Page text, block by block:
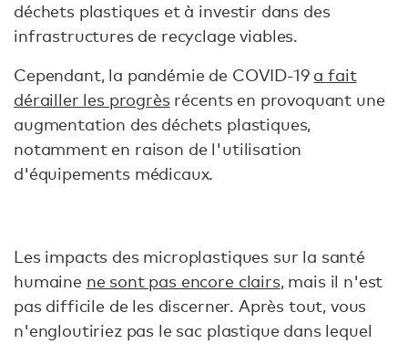
déchets plastiques et à investir dans des
infrastructures de recyclage viables.
Cependant, la pandémie de COVID-19 a fait
dérailler les progrèsrécents en provoquant une
augmentation des déchets plastiques,
notamment en raison de l'utilisation
d'équipements médicaux.
Les impacts des microplastiques sur la santé
humaine ne sont pas encore clairs, mais il n'est
pas difficile de les discerner. Après tout, vous
n'engloutiriez pas le sac plastique dans lequel